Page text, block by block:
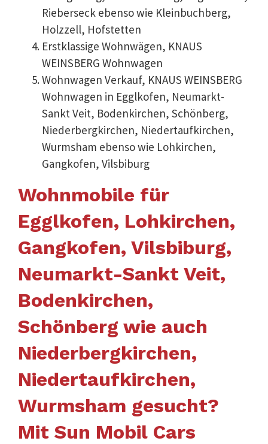
Rieberseck ebenso wie Kleinbuchberg,
Holzzell, Hofstetten
Erstklassige Wohnwägen, KNAUS
WEINSBERG Wohnwagen
Wohnwagen Verkauf, KNAUS WEINSBERG
Wohnwagen in Egglkofen, Neumarkt-
Sankt Veit, Bodenkirchen, Schönberg,
Niederbergkirchen, Niedertaufkirchen,
Wurmsham ebenso wie Lohkirchen,
Gangkofen, Vilsbiburg
Wohnmobile für
Egglkofen, Lohkirchen,
Gangkofen, Vilsbiburg,
Neumarkt-Sankt Veit,
Bodenkirchen,
Schönberg wie auch
Niederbergkirchen,
Niedertaufkirchen,
Wurmsham gesucht?
Mit Sun Mobil Cars